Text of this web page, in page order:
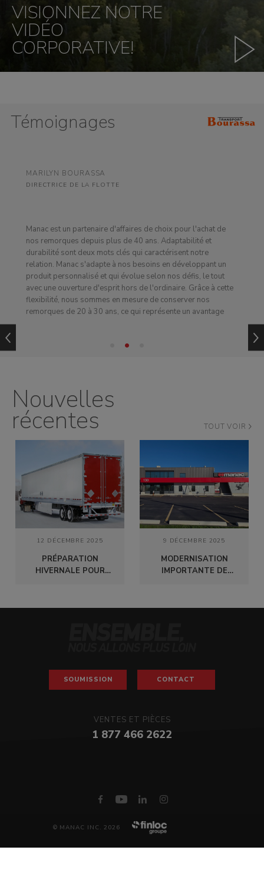
VISIONNEZ NOTRE
VIDÉO
CORPORATIVE!
Témoignages
MARILYN BOURASSA
DIRECTRICE DE LA FLOTTE
Manac est un partenaire d'affaires de choix pour l'achat de
nos remorques depuis plus de 40 ans. Adaptabilité et
durabilité sont deux mots clés qui caractérisent notre
relation. Manac s'adapte à nos besoins en développant un
produit personnalisé et qui évolue selon nos défis, le tout
avec une ouverture d'esprit hors de l'ordinaire. Grâce à cette
flexibilité, nous sommes en mesure de conserver nos
remorques de 20 à 30 ans, ce qui représente un avantage
domaine dont le rythme est très rapide.
Nouvelles
récentes TOUT VOIR
12 DÉCEMBRE 2025
PRÉPARATION
HIVERNALE POUR
9 DÉCEMBRE 2025
MODERNISATION
IMPORTANTE DE
SOUMISSION
VENTES ET PIÈCES
1 877 466 2622
CONTACT
© MANAC INC. 2026